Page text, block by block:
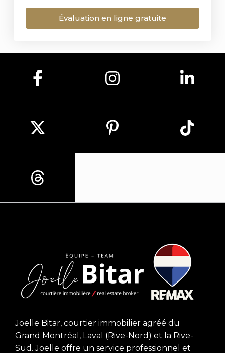
Évaluation en ligne gratuite
Joelle Bitar, courtier immobilier agréé du
Grand Montréal, Laval (Rive-Nord) et la Rive-
Sud. Joelle offre un service professionnel et